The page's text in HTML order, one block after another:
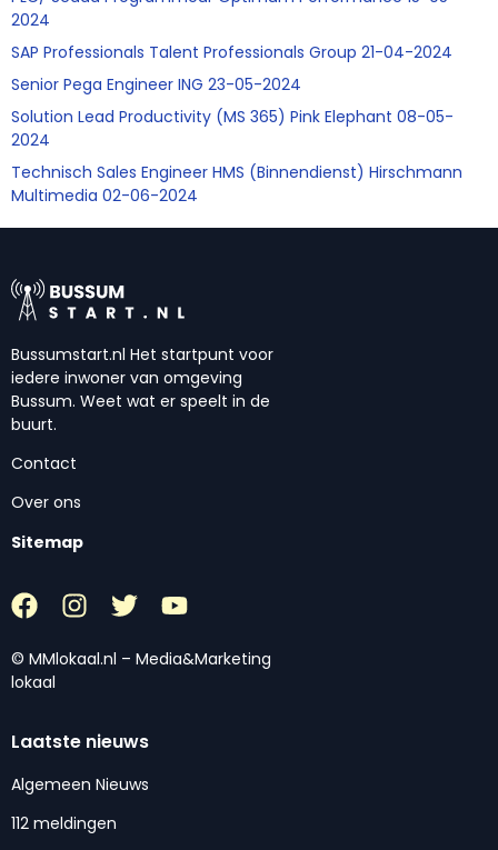
2024
SAP Professionals Talent Professionals Group 21-04-2024
Senior Pega Engineer ING 23-05-2024
Solution Lead Productivity (MS 365) Pink Elephant 08-05-
2024
Technisch Sales Engineer HMS (Binnendienst) Hirschmann
Multimedia 02-06-2024
Bussumstart.nl Het startpunt voor
iedere inwoner van omgeving
Bussum. Weet wat er speelt in de
buurt.
Contact
Over ons
Sitemap
© MMlokaal.nl – Media&Marketing
lokaal
Laatste nieuws
Algemeen Nieuws
112 meldingen